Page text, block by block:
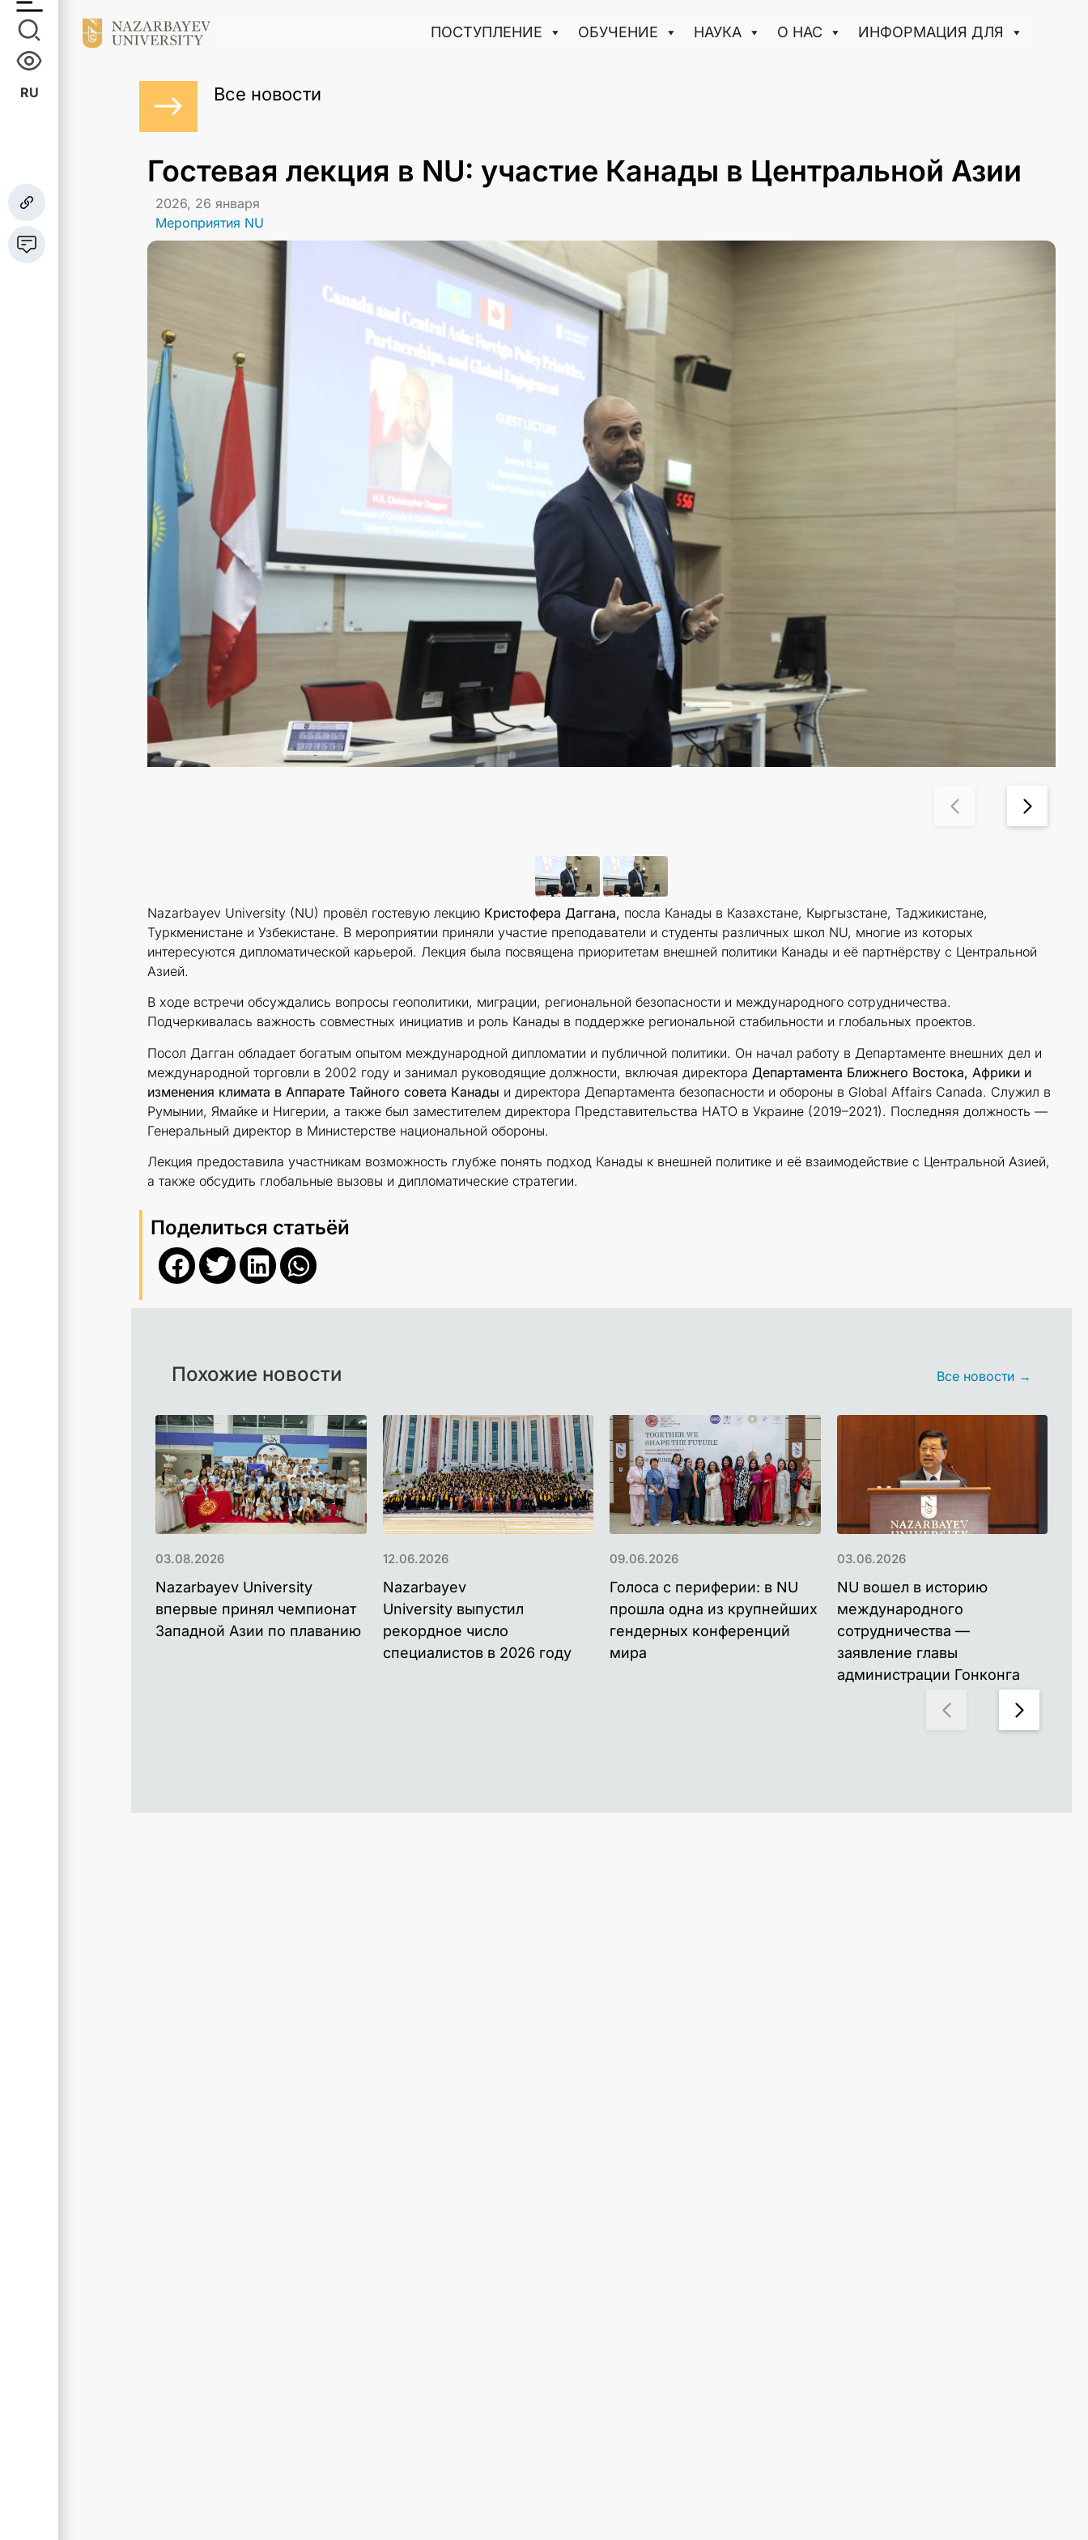
ПОСТУПЛЕНИЕ ОБУЧЕНИЕ НАУКА О НАС ИНФОРМАЦИЯ ДЛЯ
RU Все новости
Гостевая лекция в NU: участие Канады в Центральной Азии
2026, 26 января
Мероприятия NU
Nazarbayev University (NU) провёл гостевую лекцию Кристофера Даггана, посла Канады в Казахстане, Кыргызстане, Таджикистане,
Туркменистане и Узбекистане. В мероприятии приняли участие преподаватели и студенты различных школ NU, многие из которых
интересуются дипломатической карьерой. Лекция была посвящена приоритетам внешней политики Канады и её партнёрству с Центральной
Азией.
В ходе встречи обсуждались вопросы геополитики, миграции, региональной безопасности и международного сотрудничества.
Подчеркивалась важность совместных инициатив и роль Канады в поддержке региональной стабильности и глобальных проектов.
Посол Дагган обладает богатым опытом международной дипломатии и публичной политики. Он начал работу в Департаменте внешних дел и
международной торговли в 2002 году и занимал руководящие должности, включая директора Департамента Ближнего Востока, Африки и
изменения климата в Аппарате Тайного совета Канады и директора Департамента безопасности и обороны в Global Affairs Canada. Служил в
Румынии, Ямайке и Нигерии, а также был заместителем директора Представительства НАТО в Украине (2019–2021). Последняя должность —
Генеральный директор в Министерстве национальной обороны.
Лекция предоставила участникам возможность глубже понять подход Канады к внешней политике и её взаимодействие с Центральной Азией,
а также обсудить глобальные вызовы и дипломатические стратегии.
Поделиться статьёй
Похожие новости Все новости →
Nazarbayev University
впервые принял чемпионат
Западной Азии по плаванию
03.08.2026
Nazarbayev
University выпустил
рекордное число
специалистов в 2026 году
12.06.2026
Голоса с периферии: в NU
прошла одна из крупнейших
гендерных конференций
мира
09.06.2026
NU вошел в историю
международного
сотрудничества —
заявление главы
администрации Гонконга
03.06.2026